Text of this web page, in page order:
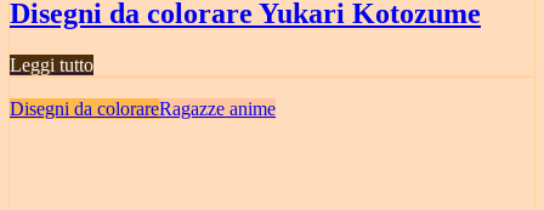
Disegni da colorare Yukari Kotozume
Leggi tutto
Disegni da colorareRagazze anime